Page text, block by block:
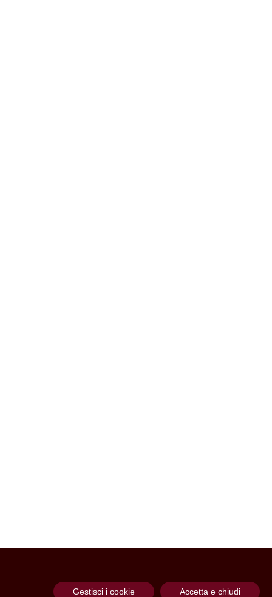
Gestisci i cookie Accetta e chiudi